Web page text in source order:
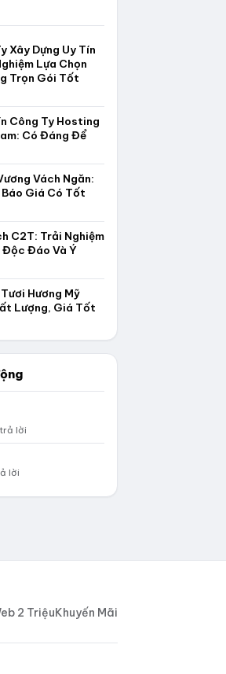
Xây Dựng Uy Tín
Lựa Chọn
Trọn Gói Tốt
Công Ty Hosting
Có Đáng Để
Vách Ngăn:
Giá Có Tốt
C2T: Trải Nghiệm
Độc Đáo Và Ý
Hương Mỹ
Lượng, Giá Tốt
lời
lời
2 TriệuKhuyến Mãi